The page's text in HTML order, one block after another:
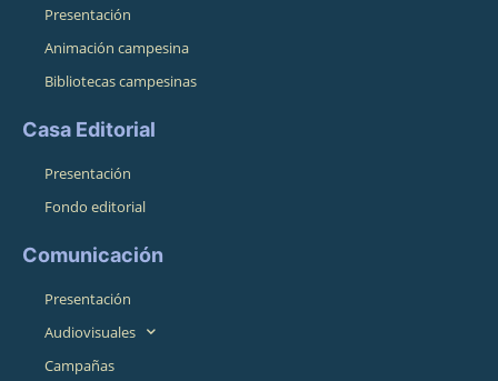
Presentación
Animación campesina
Bibliotecas campesinas
Casa Editorial
Presentación
Fondo editorial
Comunicación
Presentación
Audiovisuales
Campañas